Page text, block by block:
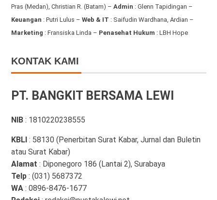
Pras (Medan), Christian R. (Batam) – Admin : Glenn Tapidingan –
Keuangan : Putri Lulus – Web & IT : Saifudin Wardhana, Ardian –
Marketing : Fransiska Linda – Penasehat Hukum : LBH Hope
KONTAK KAMI
PT. BANGKIT BERSAMA LEWI
NIB : 1810220238555
KBLI : 58130 (Penerbitan Surat Kabar, Jurnal dan Buletin
atau Surat Kabar)
Alamat : Diponegoro 186 (Lantai 2), Surabaya
Telp: (031) 5687372
WA: 0896-8476-1677